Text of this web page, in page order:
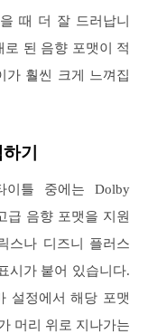
때 더 잘 드러납니
로 된 음향 포맷이 적
가 훨씬 크게 느껴집
기
이틀 중에는 Dolby
급 음향 포맷을 지원
스나 디즈니 플러스
시가 붙어 있습니다.
설정에서 해당 포맷
머리 위로 지나가는